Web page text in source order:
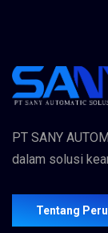
PT SANY
dalam solusi
Tentang